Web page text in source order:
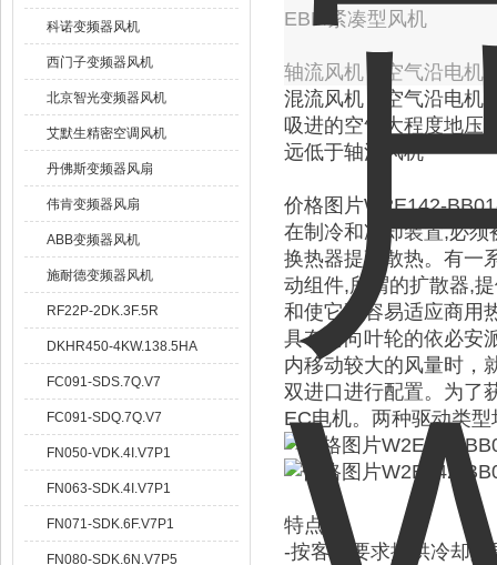
科诺变频器风机
西门子变频器风机
北京智光变频器风机
艾默生精密空调风机
丹佛斯变频器风扇
伟肯变频器风扇
ABB变频器风机
施耐德变频器风机
RF22P-2DK.3F.5R
DKHR450-4KW.138.5HA
FC091-SDS.7Q.V7
FC091-SDQ.7Q.V7
FN050-VDK.4I.V7P1
FN063-SDK.4I.V7P1
FN071-SDK.6F.V7P1
FN080-SDK.6N.V7P5
EBM紧凑型风机
轴流风机，空气沿电机
混流风机，空气沿电机
吸进的空气大程度地压
远低于轴流风机
价格图片W2E142-
在制冷和冷却装置,必
换热器提高散热。有一
动组件,所谓的扩散器,
和使它更容易适应商用
具有前向叶轮的依必安
内移动较大的风量时，
双进口进行配置。为了
EC电机。两种驱动类
特点：
-按客户要求提供冷却